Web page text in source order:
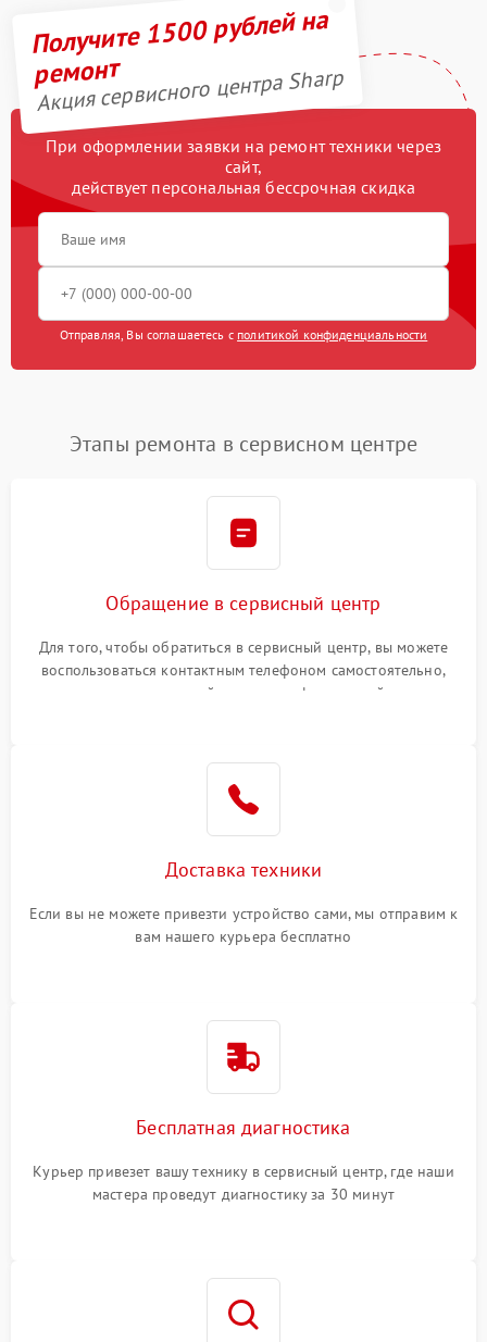
Получите 1500 рублей на
ремонт
Акция сервисного центра Sharp
При оформлении заявки на ремонт техники через
сайт,
действует персональная бессрочная скидка
Отправляя, Вы соглашаетесь с политикой конфиденциальности
Этапы ремонта в сервисном центре
Обращение в сервисный центр
Для того, чтобы обратиться в сервисный центр, вы можете
воспользоваться контактным телефоном самостоятельно,
или оставить свой номер телефона на сайте
Доставка техники
Если вы не можете привезти устройство сами, мы отправим к
вам нашего курьера бесплатно
Бесплатная диагностика
Курьер привезет вашу технику в сервисный центр, где наши
мастера проведут диагностику за 30 минут